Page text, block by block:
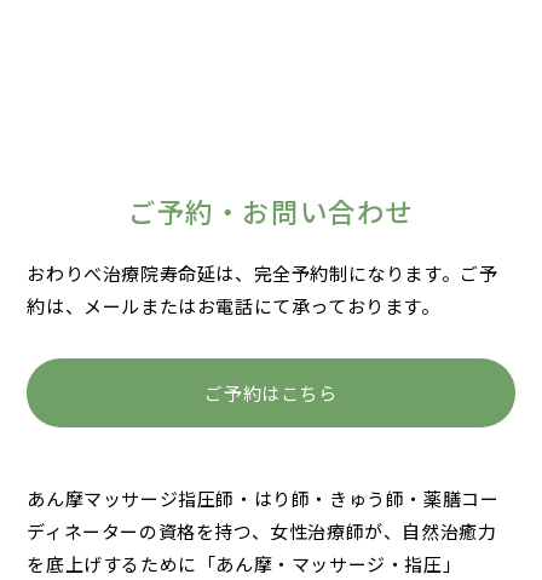
ご予約・お問い合わせ
おわりべ治療院寿命延は、完全予約制になります。 ご予
約は、メールまたはお電話にて承っております。
ご予約はこちら
あん摩マッサージ指圧師・はり師・きゅう師・薬膳コー
ディネーターの資格を持つ、女性治療師が、自然治癒力
を底上げするために「あん摩・マッサージ・指圧」